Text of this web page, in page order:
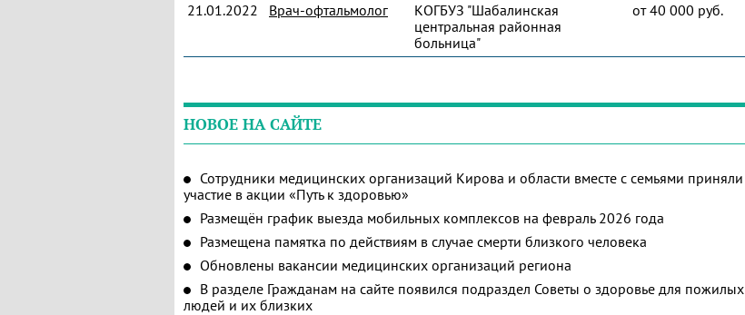
21.01.2022 Врач-офтальмолог
КОГБУЗ "Шабалинская
центральная районная
больница"
от 40 000 руб.
НОВОЕ НА САЙТЕ
Сотрудники медицинских организаций Кирова и области вместе с семьями приняли
участие в акции «Путь к здоровью»
Размещён график выезда мобильных комплексов на февраль 2026 года
Размещена памятка по действиям в случае смерти близкого человека
Обновлены вакансии медицинских организаций региона
В разделе Гражданам на сайте появился подраздел Советы о здоровье для пожилых
людей и их близких